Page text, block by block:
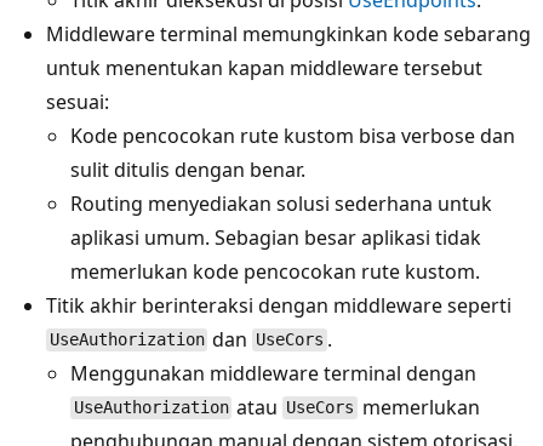
Middleware terminal memungkinkan kode sebarang
untuk menentukan kapan middleware tersebut
sesuai:
Kode pencocokan rute kustom bisa verbose dan
sulit ditulis dengan benar.
Routing menyediakan solusi sederhana untuk
aplikasi umum. Sebagian besar aplikasi tidak
memerlukan kode pencocokan rute kustom.
Titik akhir berinteraksi dengan middleware seperti
UseAuthorization dan UseCors .
Menggunakan middleware terminal dengan
UseAuthorization atau UseCors memerlukan
penghubungan manual dengan sistem otorisasi.